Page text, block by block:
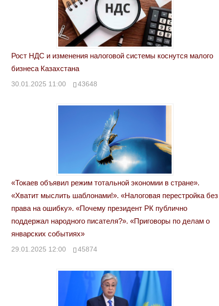
Рост НДС и изменения налоговой системы коснутся малого
бизнеса Казахстана
30.01.2025 11:00 43648
«Токаев объявил режим тотальной экономии в стране».
«Хватит мыслить шаблонами!». «Налоговая перестройка без
права на ошибку». «Почему президент РК публично
поддержал народного писателя?». «Приговоры по делам о
январских событиях»
29.01.2025 12:00 45874